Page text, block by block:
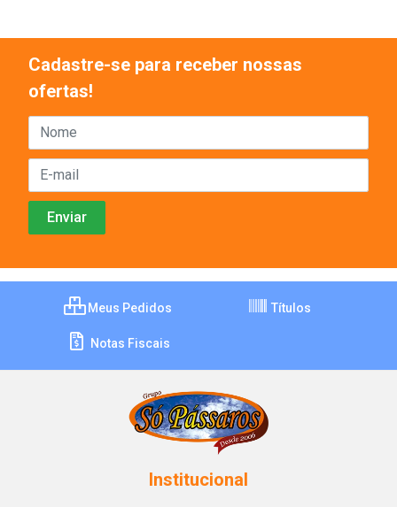
Cadastre-se para receber nossas
ofertas!
Meus Pedidos Títulos
Notas Fiscais
Institucional